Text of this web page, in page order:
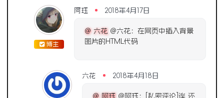
博主
阿珏 2018年4月17日
@ 六花 @六花：在网页中插入背景
图片的HTML代码
六花 2018年4月18日
@ 阿珏 @阿珏：[私密评论]诶 还